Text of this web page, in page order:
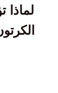
لماذا